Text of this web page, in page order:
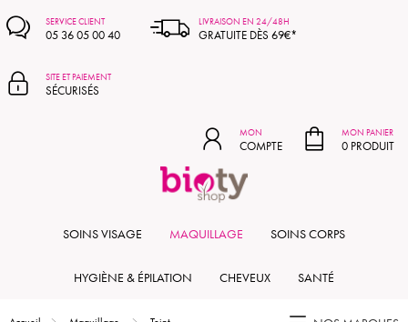
SERVICE CLIENT
05 36 05 00 40
LIVRAISON EN 24/48H
GRATUITE DÈS 69€*
SITE ET PAIEMENT
SÉCURISÉS
MON
COMPTE
MON PANIER
0 PRODUIT
SOINS VISAGE MAQUILLAGE SOINS CORPS
HYGIÈNE & ÉPILATION CHEVEUX SANTÉ
MON PANIER